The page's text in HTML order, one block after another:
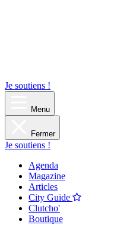
Je soutiens !
Menu
Fermer
Je soutiens !
Agenda
Magazine
Articles
City Guide
Clutcho'
Boutique